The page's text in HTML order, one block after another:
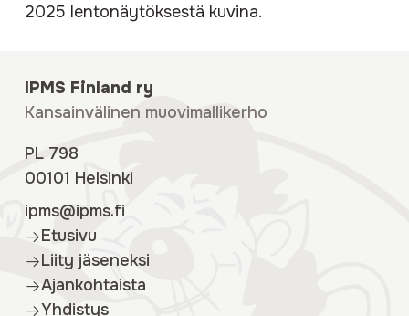
2025 lentonäytöksestä kuvina.
IPMS Finland ry
Kansainvälinen muovimallikerho
PL 798
00101 Helsinki
ipms@ipms.fi
Etusivu
Liity jäseneksi
Ajankohtaista
Yhdistys